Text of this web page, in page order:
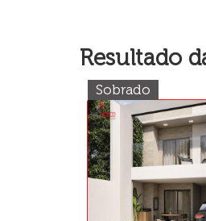
Resultado
Sobrado